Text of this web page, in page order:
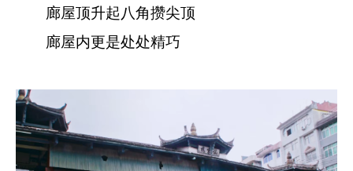
廊屋顶升起八角攒尖顶
廊屋内更是处处精巧